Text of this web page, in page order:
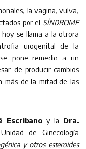
la vagina, vulva,
por el SÍNDROME
hoy se llama a la otrora
urogenital de la
pone remedio a un
de producir cambios
más de la mitad de las
Escribanoy la Dra.
de Ginecología
y otros esteroides